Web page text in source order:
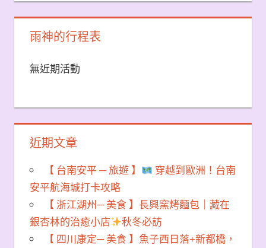
雨神的行程表
無近期活動
近期文章
【 台南安平 ─ 旅遊 】
穿越到歐洲！台南
安平航海城打卡攻略
【 浙江湖州─ 美食 】長興窯烤麵包｜藏在
銀杏林的治癒小店
秋冬必訪
【 四川康定─ 美食 】魚子西日落+新都橋，